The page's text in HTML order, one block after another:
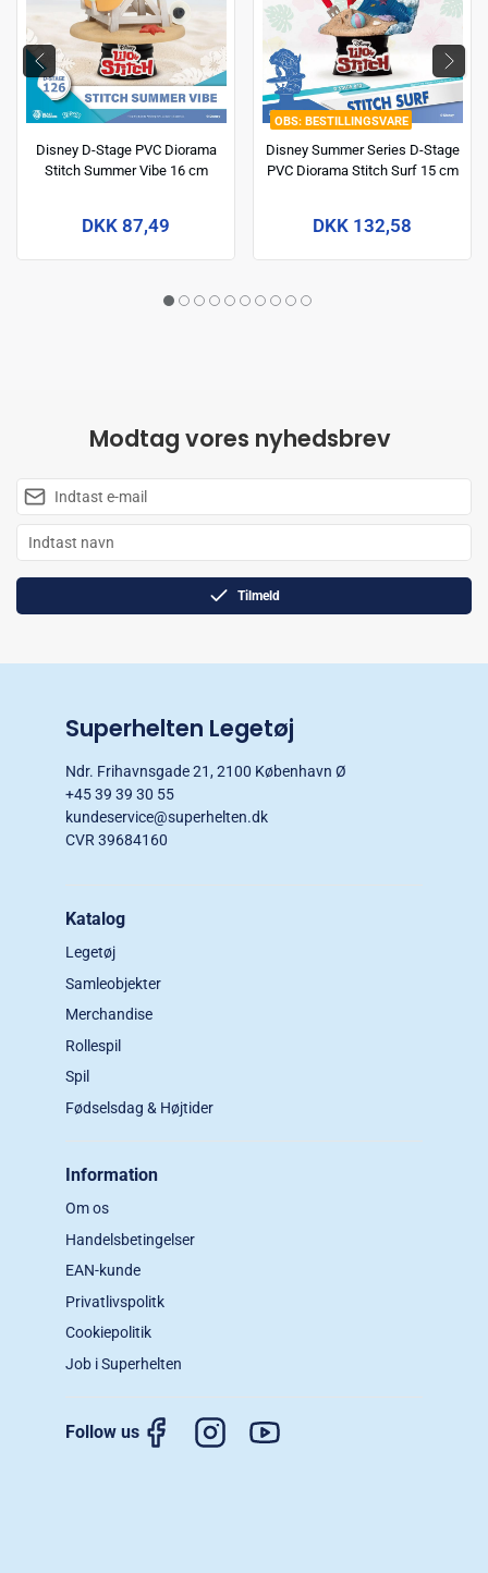
Disney D-Stage PVC Diorama
Stitch Summer Vibe 16 cm
DKK 87,49
BESTILLINGSVARE
Disney Summer Series D-Stage
PVC Diorama Stitch Surf 15 cm
DKK 132,58
Modtag vores nyhedsbrev
Tilmeld
Superhelten Legetøj
Ndr. Frihavnsgade 21, 2100 København Ø
+45 39 39 30 55
kundeservice@superhelten.dk
CVR 39684160
Katalog
Legetøj
Samleobjekter
Merchandise
Rollespil
Spil
Fødselsdag & Højtider
Information
Om os
Handelsbetingelser
EAN-kunde
Privatlivspolitk
Cookiepolitik
Job i Superhelten
Follow us